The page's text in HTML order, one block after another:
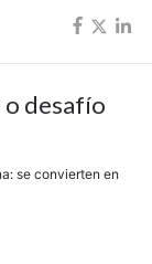
o desafío
se convierten en